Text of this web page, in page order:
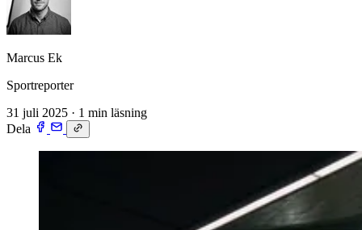
Marcus Ek
Sportreporter
31 juli 2025 · 1 min läsning
Dela